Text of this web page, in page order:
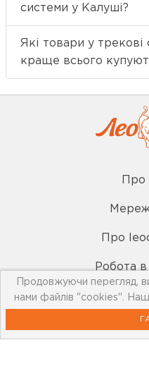
системи у Калуші?
Які товари у трекові
краще всього
Про
Про
Робота
Продовжуючи перегляд,
нами файлів "cookies".